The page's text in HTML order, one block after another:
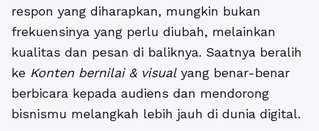
respon yang diharapkan, mungkin bukan
frekuensinya yang perlu diubah, melainkan
kualitas dan pesan di baliknya. Saatnya beralih
ke Konten bernilai & visualyang benar-benar
berbicara kepada audiens dan mendorong
bisnismu melangkah lebih jauh di dunia digital.